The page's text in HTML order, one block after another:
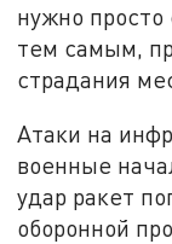
нужно просто
тем самым,
страдания
Атаки на
военные
удар ракет
оборонной